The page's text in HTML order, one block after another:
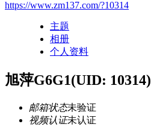
https://www.zm137.com/?10314
主题
相册
个人资料
旭萍G6G1(UID: 10314)
邮箱状态未验证
视频认证未认证